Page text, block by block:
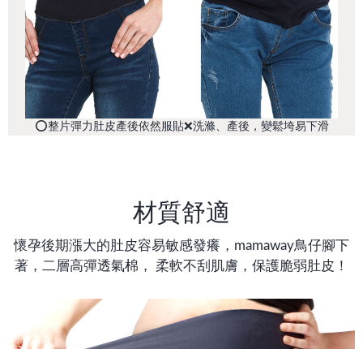
⭕整片彈力肚皮產後依然服貼❌洗滌、產後，變鬆垮易下滑
材質舒適
懷孕後期漲大的肚皮容易敏感發癢，mamaway鳥仔腳下
著，二層高彈透氣棉， 柔軟不刮肌膚，保護脆弱肚皮！